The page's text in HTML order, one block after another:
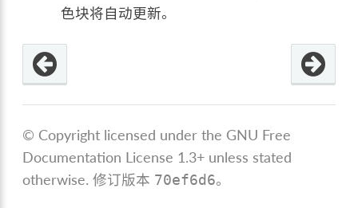
色块将自动更新。
© Copyright licensed under the GNU Free
Documentation License 1.3+ unless stated
otherwise.修订版本 70ef6d6。